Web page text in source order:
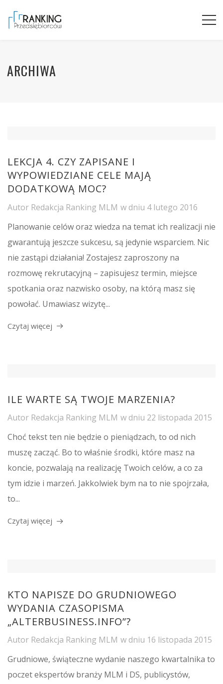
ARCHIWA
LEKCJA 4. CZY ZAPISANE I
WYPOWIEDZIANE CELE MAJĄ
DODATKOWĄ MOC?
Autor Redakcja Ranking MLM w dniu 4 lutego 2016
Planowanie celów oraz wiedza na temat ich realizacji nie
gwarantują jeszcze sukcesu, są jedynie wsparciem. Nic
nie zastąpi działania! Zostajesz zaproszony na
rozmowę rekrutacyjną – zapisujesz termin, miejsce
spotkania oraz nazwisko osoby, na którą masz się
powołać. Umawiasz wizytę...
Czytaj więcej
ILE WARTE SĄ TWOJE MARZENIA?
Autor Redakcja Ranking MLM w dniu 22 listopada 2015
Choć tekst ten nie będzie o pieniądzach, to od nich
muszę zacząć. Bo to właśnie środki, które masz na
koncie, pozwalają na realizację Twoich celów, a co za
tym idzie i marzeń. Jakkolwiek bym na to nie spojrzała,
to...
Czytaj więcej
KTO NAPISZE DO GRUDNIOWEGO
WYDANIA CZASOPISMA
„ALTERBUSINESS.INFO”?
Autor Redakcja Ranking MLM w dniu 16 listopada 2015
Grudniowe, świąteczne wydanie naszego kwartalnika to
poczet ekspertów branży MLM i DS, publicystów,